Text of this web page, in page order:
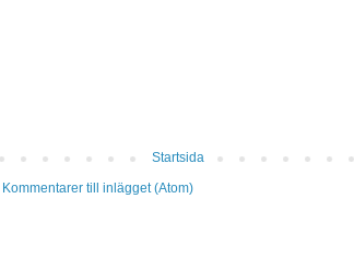
Startsida
Kommentarer till inlägget (Atom)